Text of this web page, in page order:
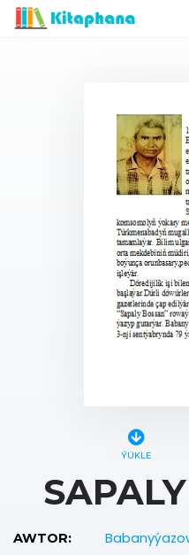
ÝÜKLE
AWTOR: